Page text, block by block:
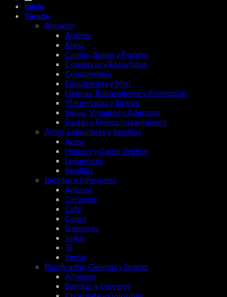
Inicio
Tienda
Almacén
Aceites
Algas
Caldos , Sopas y Postres
Conservas y Encurtidos
Condimentos
Endulzantes y Miel
Harinas, Rebozadores y Premezclas
Mermeladas y Dulces
Salsas, Vinagres y Aderezos
Pastas y Fideos Instantáneos
Arroz, Legumbres y Semillas
Arroz
Hongos y Carne Vegetal
Legumbres
Semillas
Bebidas e Infusiones
Alcohol
Cervezas
Café
Cacao
Gaseosas
Jugos
Té
Yerba
Panificados, Galletas y Snacks
Alfajores
Barritas y Cereales